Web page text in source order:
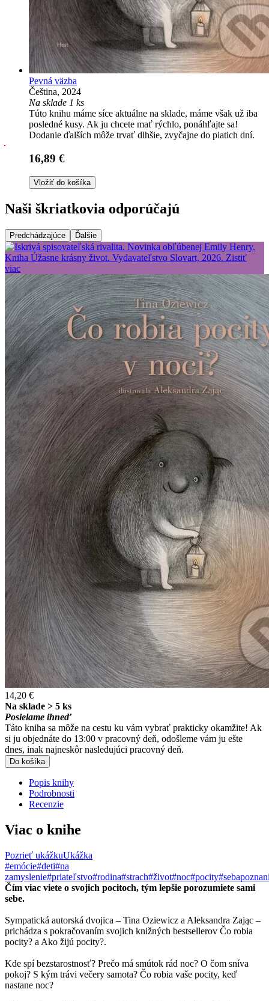
Pevná väzba
Čeština, 2024
Na sklade 1 ks
Túto knihu máme síce aktuálne na sklade, máme však už iba
posledné kusy. Ak ju chcete mať rýchlo, ponáhľajte sa!
Dodanie ďalších môže trvať dlhšie, zvyčajne do piatich dní.
16,89 €
Vložiť do košíka
Naši škriatkovia odporúčajú
Predchádzajúce Ďalšie
14,20 €
Na sklade > 5 ks
Posielame ihneď
Táto kniha sa môže na cestu ku vám vybrať prakticky okamžite! Ak
si ju objednáte do 13:00 v pracovný deň, odošleme vám ju ešte
dnes, inak najneskôr nasledujúci pracovný deň.
Do košíka
Popis knihy
Podrobnosti
Recenzie
Viac o knihe
Pozrieť ukážkuUkážka
#emócie#deti#na
zamyslenie#priateľstvo#rodina#strach#život#noc#pocity
Čím viac viete o svojich pocitoch, tým lepšie porozumiete sami
sebe.
Sympatická autorská dvojica – Tina Oziewicz a Aleksandra Zając –
prichádza s pokračovaním svojich knižných bestsellerov Čo robia
pocity? a Ako žijú pocity?.
Kde spí bezstarostnosť? Prečo má smútok rád noc? O čom sníva
pokoj? S kým trávi večery samota? Čo robia vaše pocity, keď
nastane noc?